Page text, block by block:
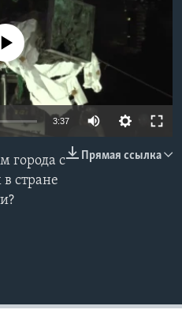
currently available
3:37
Прямая ссылка
города с
стране